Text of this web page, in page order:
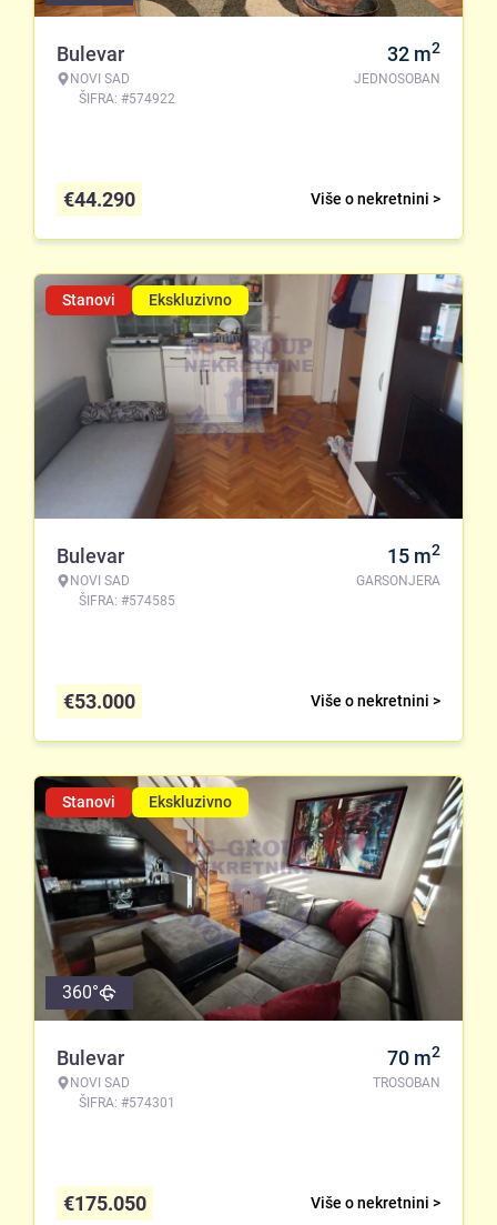
Bulevar
NOVI SAD
ŠIFRA: #574922
32 m2
JEDNOSOBAN
Više o nekretnini >
€44.290
Stanovi Ekskluzivno
Bulevar
NOVI SAD
ŠIFRA: #574585
15 m2
GARSONJERA
Više o nekretnini >
€53.000
Stanovi Ekskluzivno
360°
Bulevar
NOVI SAD
ŠIFRA: #574301
70 m2
TROSOBAN
Više o nekretnini >
€175.050